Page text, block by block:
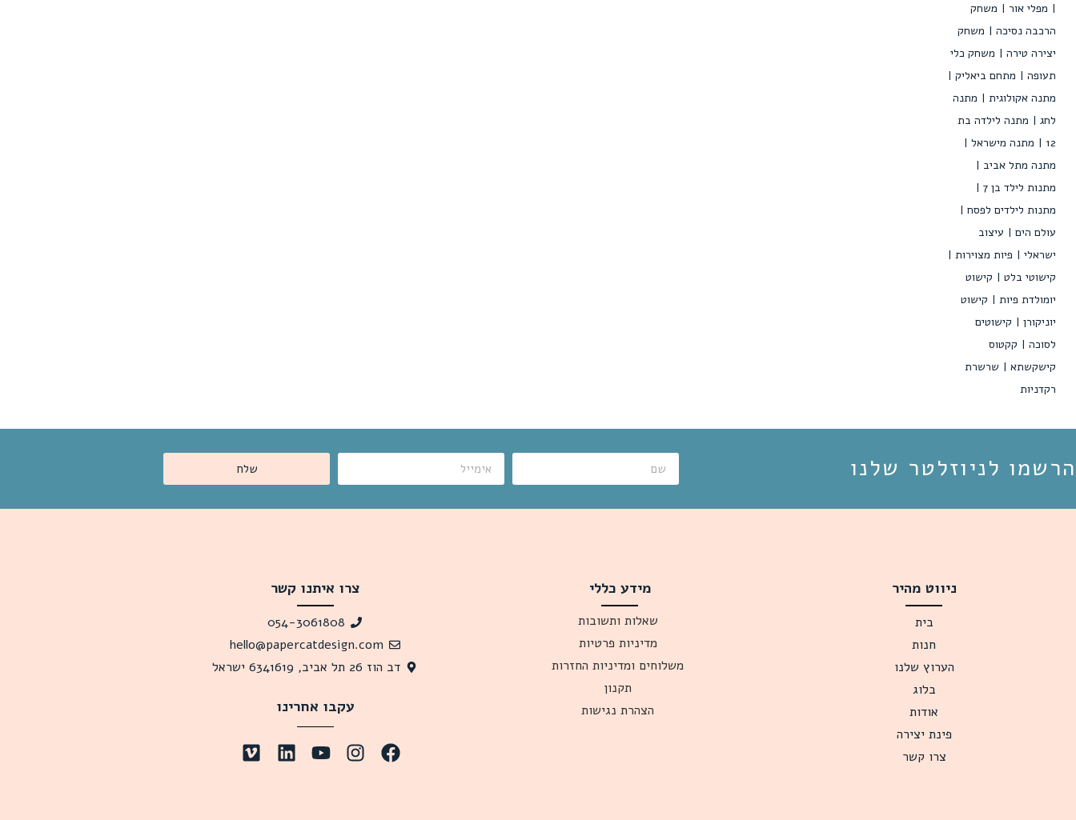
מפלי אור
משחק
הרכבה נסיכה
משחק
יצירה טירה
משחק כלי
תעופה
מתחם ביאליק
מתנה אקולוגית
מתנה
לחג
מתנה לילדה בת
12
מתנה מישראל
מתנה מתל אביב
מתנות לילד בן 7
מתנות לילדים לפסח
עולם הים
עיצוב
ישראלי
פיות מצוירות
קישוטי בלט
קישוט
יומולדת פיות
קישוט
יוניקורן
קישוטים
לסוכה
קקטוס
קישקשתא
שרשרת
רקדניות
הרשמו לניוזלטר שלנו שלח
ניווט מהיר
בית
חנות
הערוץ שלנו
בלוג
אודות
פינת יצירה
צרו קשר
מידע כללי
שאלות ותשובות
מדיניות פרטיות
משלוחים ומדיניות החזרות
תקנון
הצהרת נגישות
צרו איתנו קשר
054-3061808
hello@papercatdesign.com
דב הוז 26 תל אביב, 6341619 ישראל
עקבו אחרינו